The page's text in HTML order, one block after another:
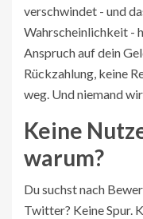
verschwindet - und
Wahrscheinlichkeit -
Anspruch auf dein
Rückzahlung, keine
weg. Und niemand
Keine
warum?
Du suchst nach
Twitter? Keine Spur.